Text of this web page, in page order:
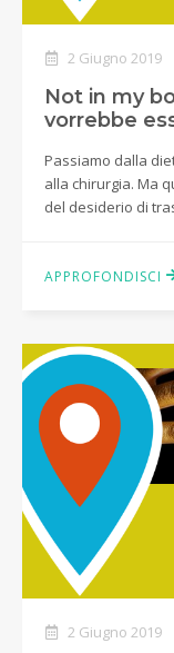
2 Giugno 2019
Not in my
vorrebbe
Passiamo dalla
alla chirurgia. Ma
del desiderio di
APPROFONDISCI
2 Giugno 2019